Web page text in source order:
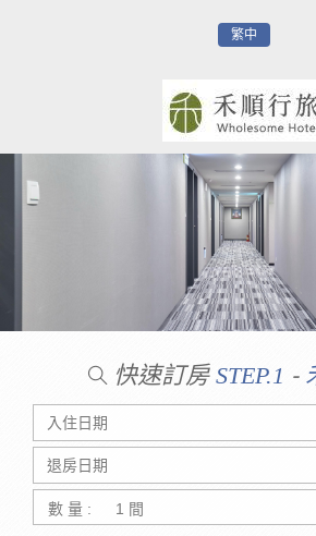
繁中
快速訂房 STEP.1 -
數 量 :